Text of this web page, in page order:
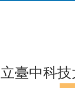
臺中科